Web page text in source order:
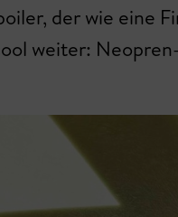
der wie eine
weiter: